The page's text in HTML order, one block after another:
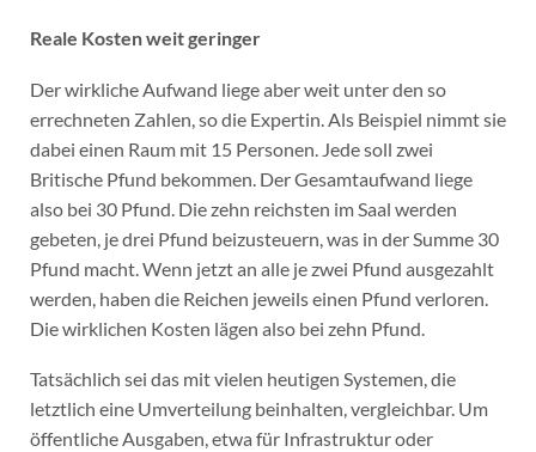
Reale Kosten weit geringer
Der wirkliche Aufwand liege aber weit unter den so
errechneten Zahlen, so die Expertin. Als Beispiel nimmt sie
dabei einen Raum mit 15 Personen. Jede soll zwei
Britische Pfund bekommen. Der Gesamtaufwand liege
also bei 30 Pfund. Die zehn reichsten im Saal werden
gebeten, je drei Pfund beizusteuern, was in der Summe 30
Pfund macht. Wenn jetzt an alle je zwei Pfund ausgezahlt
werden, haben die Reichen jeweils einen Pfund verloren.
Die wirklichen Kosten lägen also bei zehn Pfund.
Tatsächlich sei das mit vielen heutigen Systemen, die
letztlich eine Umverteilung beinhalten, vergleichbar. Um
öffentliche Ausgaben, etwa für Infrastruktur oder